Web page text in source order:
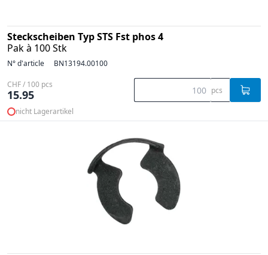
Steckscheiben Typ STS Fst phos 4
Pak à 100 Stk
N° d'article BN13194.00100
CHF / 100 pcs
15.95 pcs
nicht Lagerartikel